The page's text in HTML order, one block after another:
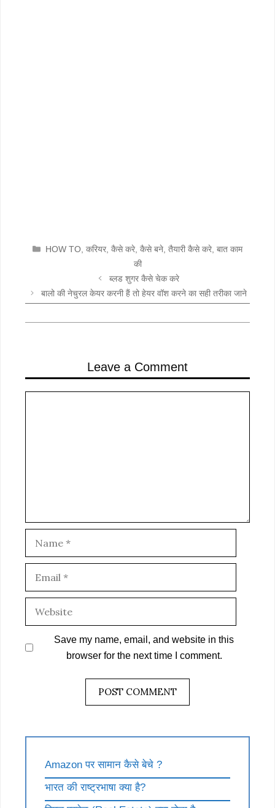
CATEGORIES
HOW TO ,करियर ,कैसे करे ,कैसे बने ,तैयारी कैसे करे ,बात काम
की
ब्लड शुगर कैसे चेक करे
बालो की नेचुरल केयर करनी हैं तो हेयर वॉश करने का सही तरीका जाने
Leave a Comment
Save my name, email, and website in this
browser for the next time I comment.
Amazon पर सामान कैसे बेचे ?
भारत की राष्ट्रभाषा क्या है?